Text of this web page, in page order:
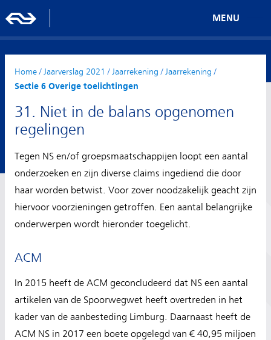
MENU
Home/ Jaarverslag 2021 / Jaarrekening / Jaarrekening /
Sectie 6 Overige toelichtingen
31. Niet in de balans opgenomen
regelingen
Tegen NS en/of groepsmaatschappijen loopt een aantal
onderzoeken en zijn diverse claims ingediend die door
haar worden betwist. Voor zover noodzakelijk geacht zijn
hiervoor voorzieningen getroffen. Een aantal belangrijke
onderwerpen wordt hieronder toegelicht.
ACM
In 2015 heeft de ACM geconcludeerd dat NS een aantal
artikelen van de Spoorwegwet heeft overtreden in het
kader van de aanbesteding Limburg. Daarnaast heeft de
ACM NS in 2017 een boete opgelegd van € 40,95 miljoen